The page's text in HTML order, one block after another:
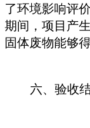
了环境影响评
期间，项目产
固体废物能够
六、验收